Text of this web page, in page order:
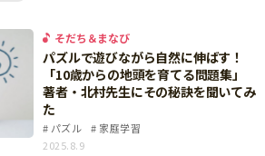
年長
小学2年生
小学4年生
小学6年生
ース
び
そだち＆まなび
パズルで遊びながら自然に伸ばす！
「10歳からの地頭を育てる問題集」
著者・北村先生にその秘訣を聞いてみ
た
パズル
家庭学習
2025.8.9